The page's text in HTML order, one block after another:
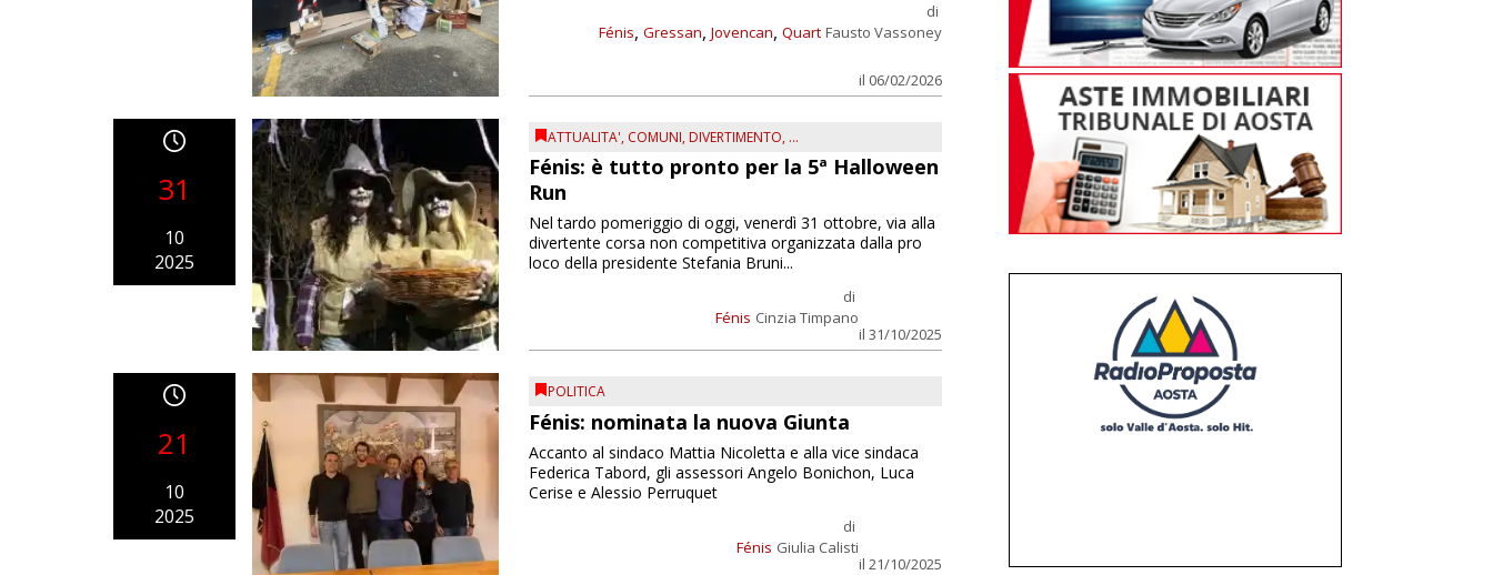
Fénis, Gressan, Jovencan, Quart
di
Fausto Vassoney
il 06/02/2026
31
10
2025
ATTUALITA', COMUNI, DIVERTIMENTO, ...
Fénis: è tutto pronto per la 5ª Halloween
Run
Fénis
di
Cinzia Timpano
il 31/10/2025
Nel tardo pomeriggio di oggi, venerdì 31 ottobre, via alla
divertente corsa non competitiva organizzata dalla pro
loco della presidente Stefania Bruni...
21
10
2025
POLITICA
Fénis: nominata la nuova Giunta
Fénis
di
Giulia Calisti
il 21/10/2025
Accanto al sindaco Mattia Nicoletta e alla vice sindaca
Federica Tabord, gli assessori Angelo Bonichon, Luca
Cerise e Alessio Perruquet